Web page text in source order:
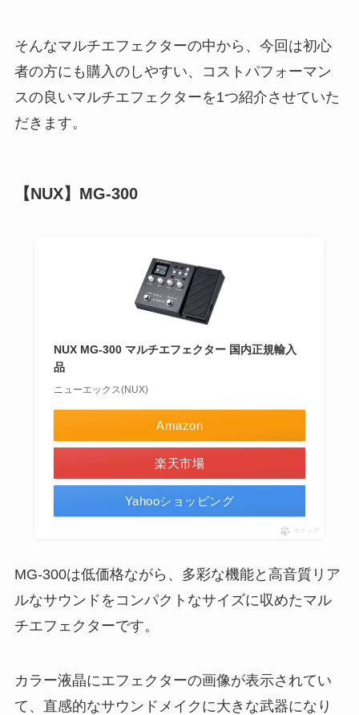
そんなマルチエフェクターの中から、今回は初心
者の方にも購入のしやすい、コストパフォーマン
スの良いマルチエフェクターを1つ紹介させていた
だきます。
【NUX】MG-300
NUX MG-300 マルチエフェクター 国内正規輸入
品
ニューエックス(NUX)
Amazon
楽天市場
Yahooショッピング
ポチップ
MG-300は低価格ながら、多彩な機能と高音質リア
ルなサウンドをコンパクトなサイズに収めたマル
チエフェクターです。
カラー液晶にエフェクターの画像が表示されてい
て、直感的なサウンドメイクに大きな武器になり